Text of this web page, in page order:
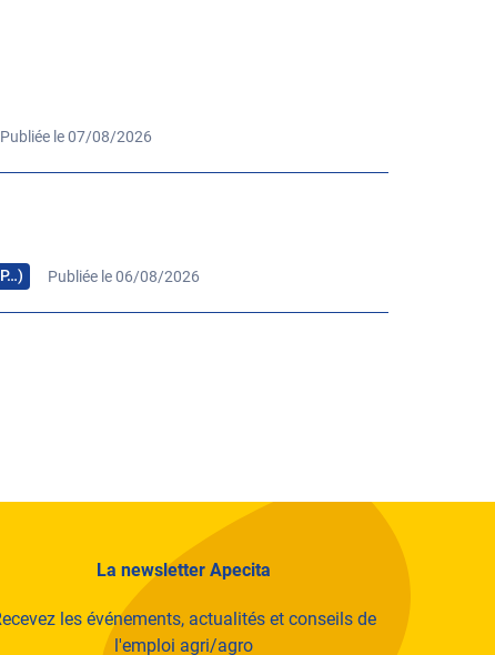
et des territoires !
le cadre du PCTAB (Pôle de compétitivité
Publiée le 07/08/2026
Publiée le 06/08/2026
La newsletter Apecita
les événements, actualités et conseils de
l'emploi agri/agro